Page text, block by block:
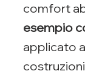
comfort
esempio
applicato